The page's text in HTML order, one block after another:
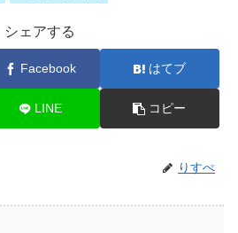
シェアする
Facebook はてブ
LINE コピー
りすぺ